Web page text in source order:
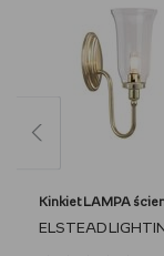
ELSTEAD